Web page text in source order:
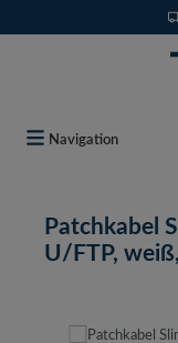
Navigation
Patchkabel
U/FTP,
Bildergalerie